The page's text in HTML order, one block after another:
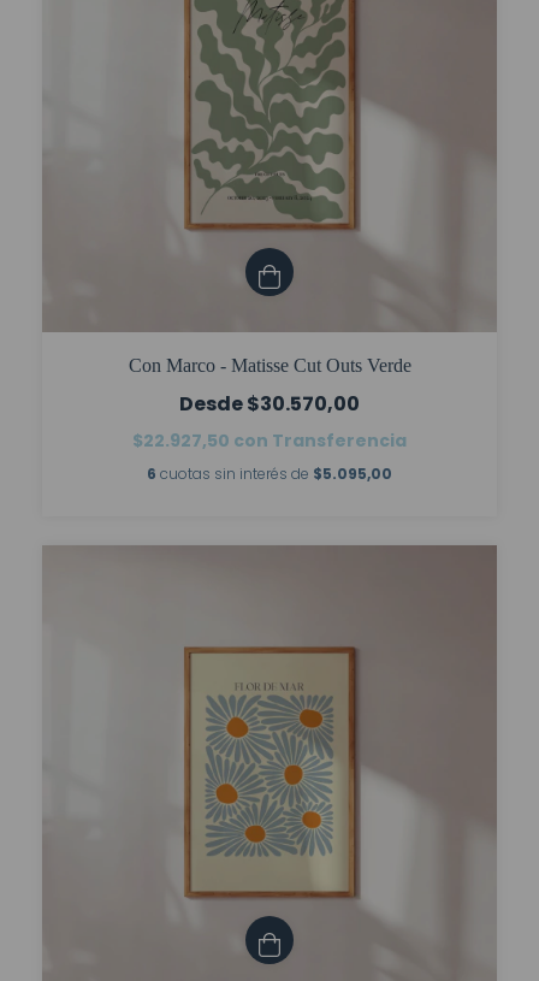
Con Marco - Matisse Cut Outs Verde
$30.570,00
$22.927,50 con Transferencia
6 cuotas sin interés de $5.095,00